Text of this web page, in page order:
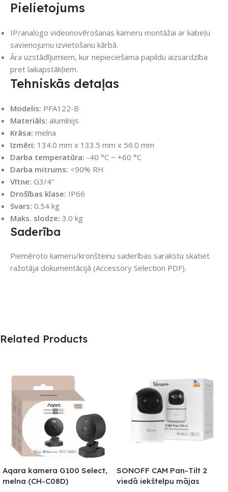
Pielietojums
IP/analogo videonovērošanas kameru montāžai ar kabeļu
savienojumu izvietošanu kārbā.
Āra uzstādījumiem, kur nepieciešama papildu aizsardzība
pret laikapstākļiem.
Tehniskās detaļas
Modelis: PFA122-B
Materiāls: alumīnijs
Krāsa: melna
Izmēri: 134.0 mm x 133.5 mm x 56.0 mm
Darba temperatūra: -40 °C ~ +60 °C
Darba mitrums: <90% RH
Vītne: G3/4”
Drošības klase: IP66
Svars: 0.54 kg
Maks. slodze: 3.0 kg
Saderība
Piemēroto kameru/kronšteinu saderības sarakstu skatiet
ražotāja dokumentācijā (Accessory Selection PDF).
Related Products
Aqara kamera G100 Select,
melna (CH-C08D)
SONOFF CAM Pan-Tilt 2
viedā iekštelpu mājas